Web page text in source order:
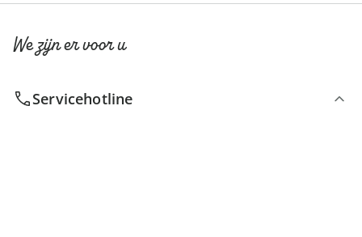
We zijn er voor u
Servicehotline